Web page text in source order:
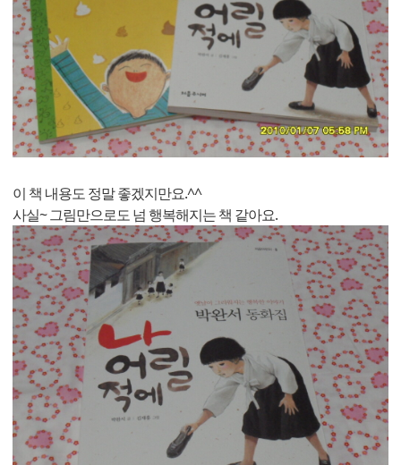
이 책 내용도 정말 좋겠지만요.^^
사실~ 그림만으로도 넘 행복해지는 책 같아요.